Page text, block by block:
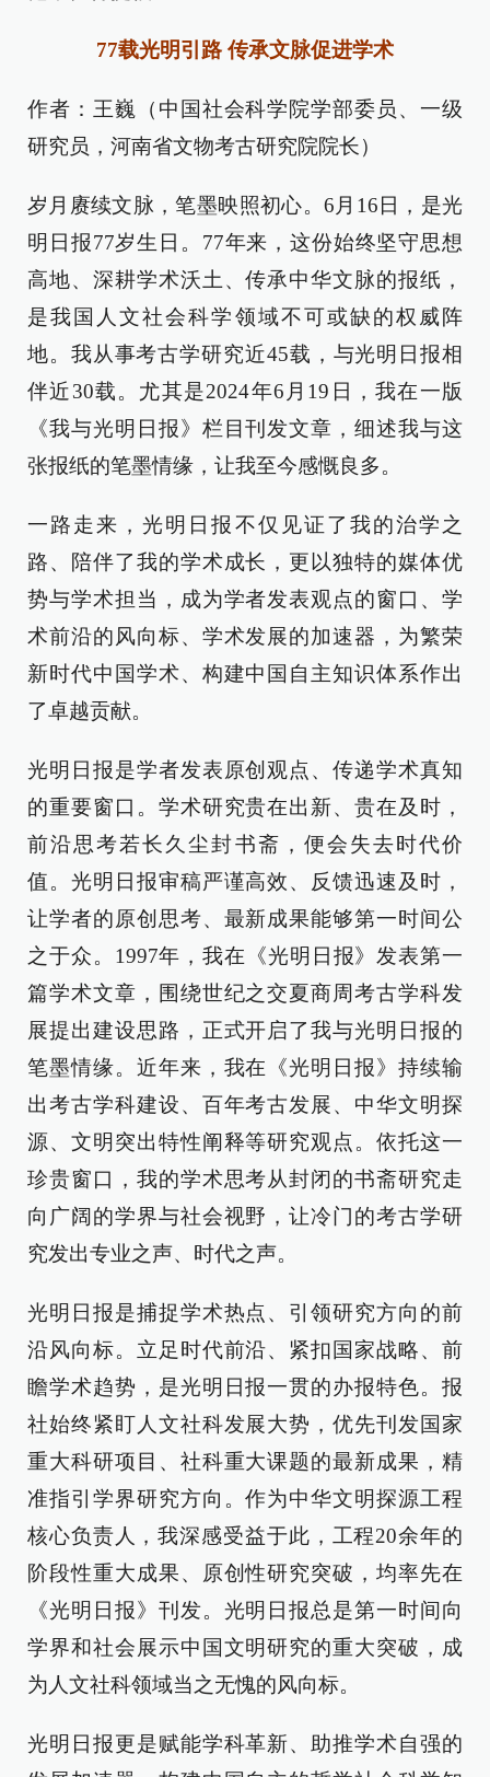
77载光明引路 传承文脉促进学术
作者：王巍（中国社会科学院学部委员、一级
研究员，河南省文物考古研究院院长）
岁月赓续文脉，笔墨映照初心。6月16日，是光
明日报77岁生日。77年来，这份始终坚守思想
高地、深耕学术沃土、传承中华文脉的报纸，
是我国人文社会科学领域不可或缺的权威阵
地。我从事考古学研究近45载，与光明日报相
伴近30载。尤其是2024年6月19日，我在一版
《我与光明日报》栏目刊发文章，细述我与这
张报纸的笔墨情缘，让我至今感慨良多。
一路走来，光明日报不仅见证了我的治学之
路、陪伴了我的学术成长，更以独特的媒体优
势与学术担当，成为学者发表观点的窗口、学
术前沿的风向标、学术发展的加速器，为繁荣
新时代中国学术、构建中国自主知识体系作出
了卓越贡献。
光明日报是学者发表原创观点、传递学术真知
的重要窗口。学术研究贵在出新、贵在及时，
前沿思考若长久尘封书斋，便会失去时代价
值。光明日报审稿严谨高效、反馈迅速及时，
让学者的原创思考、最新成果能够第一时间公
之于众。1997年，我在《光明日报》发表第一
篇学术文章，围绕世纪之交夏商周考古学科发
展提出建设思路，正式开启了我与光明日报的
笔墨情缘。近年来，我在《光明日报》持续输
出考古学科建设、百年考古发展、中华文明探
源、文明突出特性阐释等研究观点。依托这一
珍贵窗口，我的学术思考从封闭的书斋研究走
向广阔的学界与社会视野，让冷门的考古学研
究发出专业之声、时代之声。
光明日报是捕捉学术热点、引领研究方向的前
沿风向标。立足时代前沿、紧扣国家战略、前
瞻学术趋势，是光明日报一贯的办报特色。报
社始终紧盯人文社科发展大势，优先刊发国家
重大科研项目、社科重大课题的最新成果，精
准指引学界研究方向。作为中华文明探源工程
核心负责人，我深感受益于此，工程20余年的
阶段性重大成果、原创性研究突破，均率先在
《光明日报》刊发。光明日报总是第一时间向
学界和社会展示中国文明研究的重大突破，成
为人文社科领域当之无愧的风向标。
光明日报更是赋能学科革新、助推学术自强的